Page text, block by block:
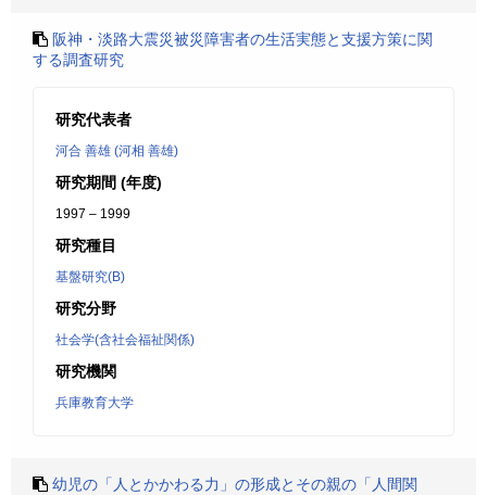
阪神・淡路大震災被災障害者の生活実態と支援方策に関
する調査研究
研究代表者
河合 善雄 (河相 善雄)
研究期間 (年度)
1997 – 1999
研究種目
基盤研究(B)
研究分野
社会学(含社会福祉関係)
研究機関
兵庫教育大学
幼児の「人とかかわる力」の形成とその親の「人間関